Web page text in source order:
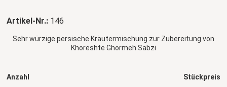
Artikel-Nr.: 146
Sehr würzige persische Kräutermischung zur Zubereitung von
Khoreshte Ghormeh Sabzi
Anzahl Stückpreis